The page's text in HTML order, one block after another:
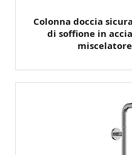
Colonna doccia
di soffione in